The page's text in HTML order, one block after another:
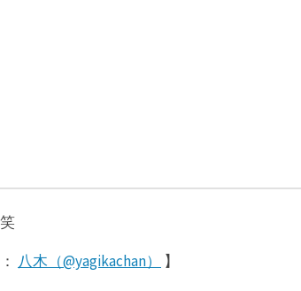
八木（@yagikachan） 】